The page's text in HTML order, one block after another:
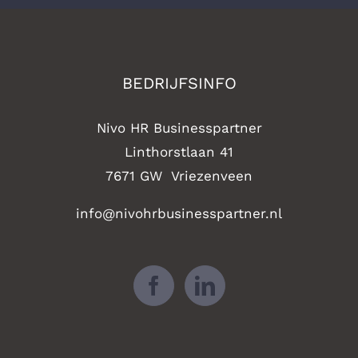
BEDRIJFSINFO
Nivo HR Businesspartner
Linthorstlaan 41
7671 GW Vriezenveen
info@nivohrbusinesspartner.nl